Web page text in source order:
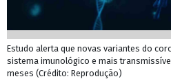
Estudo alerta que novas variantes do
sistema imunológico e mais
meses (Crédito: Reprodução)